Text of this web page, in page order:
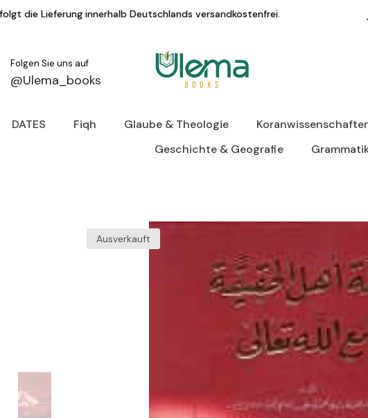
Deutschlands versandkostenfrei. KAUF AUF
Folgen Sie uns auf
@Ulema_books
DATES Fiqh Glaube & Theologie
Geschichte & Geografie
Ausverkauft